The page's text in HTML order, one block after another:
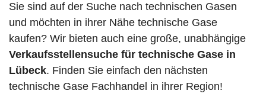
Sie sind auf der Suche nach technischen Gasen
und möchten in ihrer Nähe technische Gase
kaufen? Wir bieten auch eine große, unabhängige
Verkaufsstellensuche für technische Gase in
Lübeck. Finden Sie einfach den nächsten
technische Gase Fachhandel in ihrer Region!